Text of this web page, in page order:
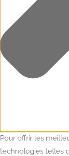
Pour offrir les
technologies telles